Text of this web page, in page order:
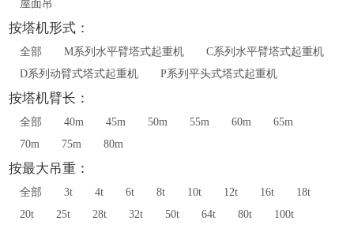
屋面吊
按塔机形式：
全部 M系列水平臂塔式起重机
C系列水平臂塔式起重机
D系列动臂式塔式起重机
P系列平头式塔式起重机
按塔机臂长：
全部 40m 45m 50m 55m 60m
65m
70m
75m 80m
按最大吊重：
全部 3t 4t 6t 8t 10t 12t 16t
18t
20t
25t 28t 32t 50t 64t 80t 100t